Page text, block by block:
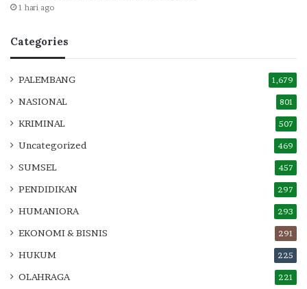
1 hari ago
Categories
PALEMBANG 1,679
NASIONAL 801
KRIMINAL 507
Uncategorized 469
SUMSEL 457
PENDIDIKAN 297
HUMANIORA 293
EKONOMI & BISNIS 291
HUKUM 225
OLAHRAGA 221